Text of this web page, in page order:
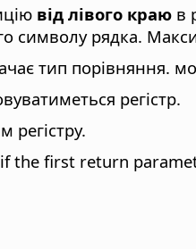
від лівого краю в
символу рядка.
тип порівняння.
регістр.
регістру.
the first return